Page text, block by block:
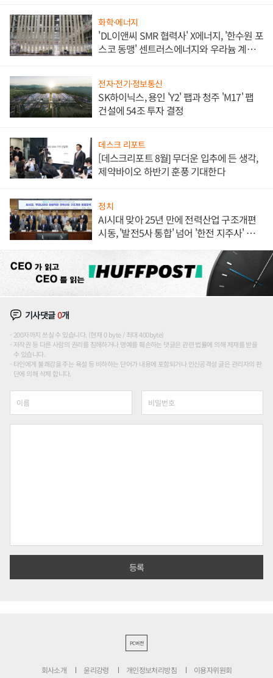
화학·에너지
'DL이앤씨 SMR 협력사' X에너지, '한수원 포
스코 동맹' 센트러스에너지와 우라늄 계약
전자·전기·정보통신
SK하이닉스, 용인 'Y2' 팹과 청주 'M17' 팹
건설에 54조 투자 결정
데스크 리포트
[데스크리포트 8월] 무더운 입추에 든 생각,
제약바이오 하반기 훈풍 기대한다
정치
AI시대 맞아 25년 만에 전력산업 구조개편
시동, '발전5사 통합' 넘어 '한전 지주사' 재편
기사댓글0개
200자까지 쓰실 수 있습니다. (현재 0 byte / 최대 400byte)
저작권 등 다른 사람의 권리를 침해하거나 명예를 훼손하는 댓글은 관련 법률에 의해 제재를 받을
수 있습니다.
타인에게 불쾌감을 주는 욕설 등 비하하는 단어가 내용에 포함되거나 인신공격성 글은 관리자의 판
단에 의해 삭제 합니다.
PC버전
회사소개 윤리강령 개인정보처리방침 이용자위원회